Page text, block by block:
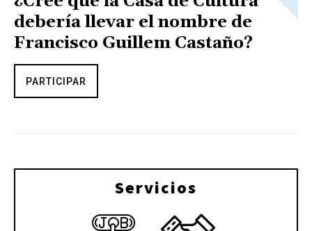
debería llevar el nombre de
Francisco Guillem Castaño?
PARTICIPAR
Servicios